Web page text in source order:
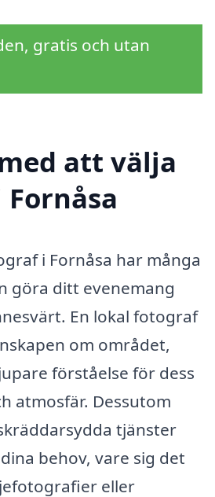
gratis och utan
att välja
i Fornåsa har många
göra ditt evenemang
En lokal fotograf
om området,
förståelse för dess
atmosfär. Dessutom
tjänster
behov, vare sig det
eller